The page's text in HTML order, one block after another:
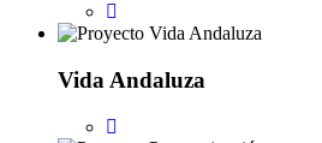
Vida Andaluza